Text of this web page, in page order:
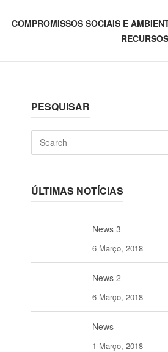
COMPROMISSOS SOCIAIS E
PESQUISAR
Search
ÚLTIMAS NOTÍCIAS
News 3
6 Março, 2018
News 2
6 Março, 2018
News
1 Março, 2018